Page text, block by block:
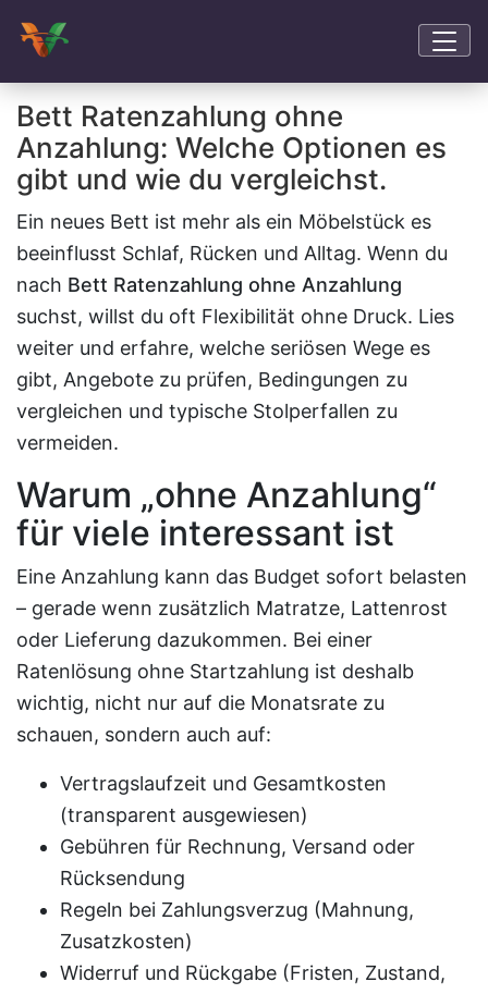
Bett Ratenzahlung ohne
Anzahlung: Welche Optionen es
gibt und wie du vergleichst.
Ein neues Bett ist mehr als ein Möbelstück es
beeinflusst Schlaf, Rücken und Alltag. Wenn du
nach Bett Ratenzahlung ohne Anzahlung
suchst, willst du oft Flexibilität ohne Druck. Lies
weiter und erfahre, welche seriösen Wege es
gibt, Angebote zu prüfen, Bedingungen zu
vergleichen und typische Stolperfallen zu
vermeiden.
Warum „ohne Anzahlung“
für viele interessant ist
Eine Anzahlung kann das Budget sofort belasten
– gerade wenn zusätzlich Matratze, Lattenrost
oder Lieferung dazukommen. Bei einer
Ratenlösung ohne Startzahlung ist deshalb
wichtig, nicht nur auf die Monatsrate zu
schauen, sondern auch auf:
Vertragslaufzeit und Gesamtkosten
(transparent ausgewiesen)
Gebühren für Rechnung, Versand oder
Rücksendung
Regeln bei Zahlungsverzug (Mahnung,
Zusatzkosten)
Widerruf und Rückgabe (Fristen, Zustand,